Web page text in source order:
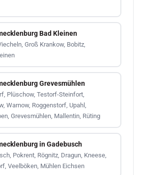
Bad Kleinen
Groß Krankow, Bobitz,
Grevesmühlen
Plüschow, Testorf-Steinfort,
Warnow, Roggenstorf, Upahl,
Grevesmühlen, Mallentin, Rüting
in Gadebusch
Pokrent, Rögnitz, Dragun, Kneese,
Veelböken, Mühlen Eichsen